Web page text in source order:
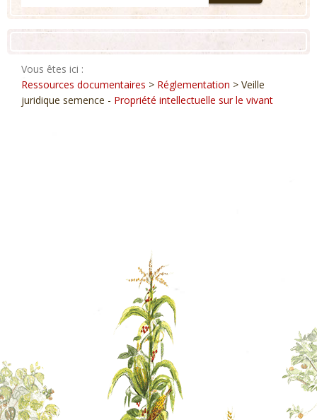
Vous êtes ici :
Ressources documentaires > Réglementation > Veille
juridique semence - Propriété intellectuelle sur le vivant